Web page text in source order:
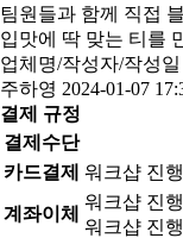
팀원들과 함께 직접
입맛에 딱 맞는 티를
업체명/작성자/작성일
주하영 2024-01-07
결제 규정
결제수단
카드결제 워크샵 진
계좌이체
워크샵 진
워크샵 진